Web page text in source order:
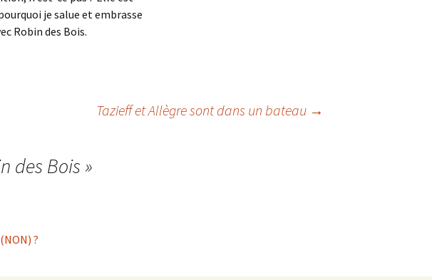
je salue et embrasse
Robin des Bois.
Tazieff et Allègre sont dans un bateau →
des Bois»
?